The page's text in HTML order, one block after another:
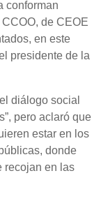
conforman
de CEOE
en este
presidente de la
diálogo social
pero aclaró que
estar en los
donde
recojan en las